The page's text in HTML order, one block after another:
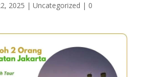
2025 | Uncategorized | 0